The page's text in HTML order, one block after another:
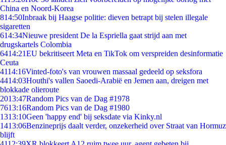
China en Noord-Korea
814:50Inbraak bij Haagse politie: dieven betrapt bij stelen illegale
sigaretten
614:34Nieuwe president De la Espriella gaat strijd aan met
drugskartels Colombia
6414:21EU bekritiseert Meta en TikTok om verspreiden desinformatie
Ceuta
4114:16Vinted-foto's van vrouwen massaal gedeeld op seksfora
4414:03Houthi's vallen Saoedi-Arabië en Jemen aan, dreigen met
blokkade olieroute
2013:47Random Pics van de Dag #1978
7613:16Random Pics van de Dag #1980
1313:10Geen 'happy end' bij seksdate via Kinky.nl
1413:06Benzineprijs daalt verder, onzekerheid over Straat van Hormuz
blijft